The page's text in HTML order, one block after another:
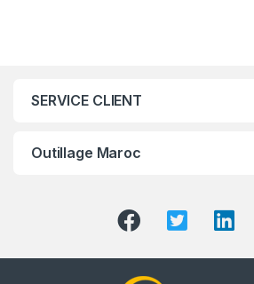
SERVICE CLIENT
Outillage Maroc